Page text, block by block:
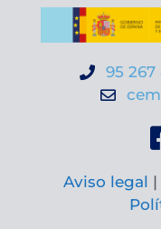
95 267
Aviso legal |